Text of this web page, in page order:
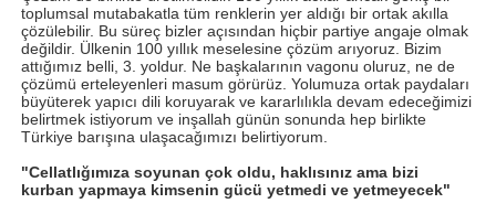
toplumsal mutabakatla tüm renklerin yer aldığı bir ortak akılla
çözülebilir. Bu süreç bizler açısından hiçbir partiye angaje olmak
değildir. Ülkenin 100 yıllık meselesine çözüm arıyoruz. Bizim
attığımız belli, 3. yoldur. Ne başkalarının vagonu oluruz, ne de
çözümü erteleyenleri masum görürüz. Yolumuza ortak paydaları
büyüterek yapıcı dili koruyarak ve kararlılıkla devam edeceğimizi
belirtmek istiyorum ve inşallah günün sonunda hep birlikte
Türkiye barışına ulaşacağımızı belirtiyorum.
"Cellatlığımıza soyunan çok oldu, haklısınız ama bizi
kurban yapmaya kimsenin gücü yetmedi ve yetmeyecek"